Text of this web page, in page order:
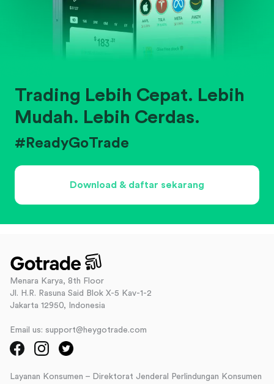
Trading Lebih Cepat. Lebih
Mudah. Lebih Cerdas.
#ReadyGoTrade
Download & daftar sekarang
Menara Karya, 8th Floor
Jl. H.R. Rasuna Said Blok X-5 Kav-1-2
Jakarta 12950, Indonesia
Email us: support@heygotrade.com
Layanan Konsumen – Direktorat Jenderal Perlindungan Konsumen